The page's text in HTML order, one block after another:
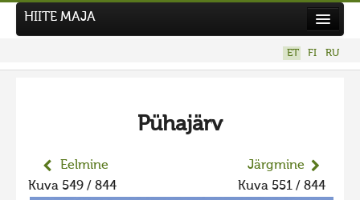
Uudised
Tegutse
HIITE MAJA
ET FI RU
Pühajärv
Eelmine
Kuva 549 / 844
Järgmine
Kuva 551 / 844